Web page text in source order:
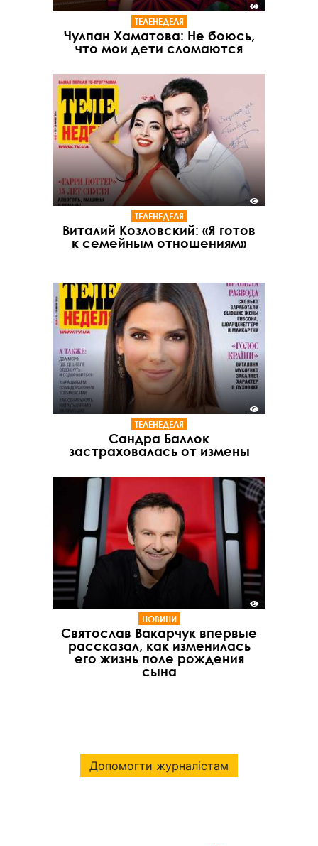
ТЕЛЕНЕДЕЛЯ
Чулпан Хаматова: Не боюсь,
что мои дети сломаются
ТЕЛЕНЕДЕЛЯ
Виталий Козловский: «Я готов
к семейным отношениям»
ТЕЛЕНЕДЕЛЯ
Сандра Баллок
застраховалась от измены
НОВИНИ
Святослав Вакарчук впервые
рассказал, как изменилась
его жизнь поле рождения
сына
Допомогти журналістам